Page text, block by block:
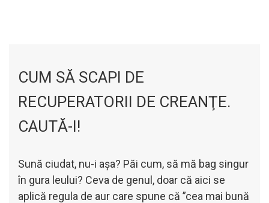
CUM SĂ SCAPI DE
RECUPERATORII DE CREANŢE.
CAUTĂ-I!
Sună ciudat, nu-i aşa? Păi cum, să mă bag singur
în gura leului? Ceva de genul, doar că aici se
aplică regula de aur care spune că ”cea mai bună